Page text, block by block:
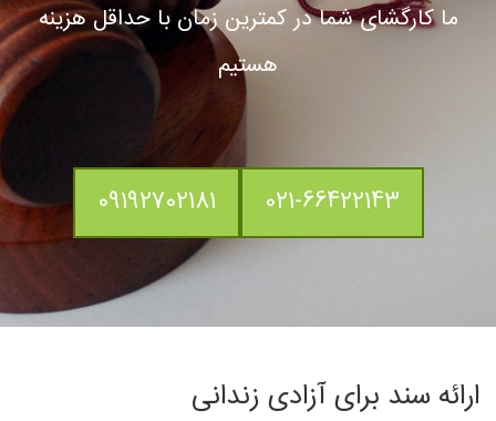
ما کارگشای شما در کمترین زمان با حداقل هزینه
هستیم
021-66422143
09192702181
ارائه سند برای آزادی زندانی